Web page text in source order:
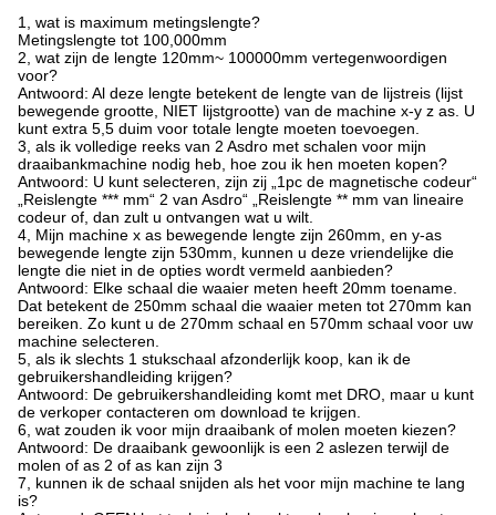
1, wat is maximum metingslengte?
Metingslengte tot 100,000mm
2, wat zijn de lengte 120mm~ 100000mm vertegenwoordigen
voor?
Antwoord: Al deze lengte betekent de lengte van de lijstreis (lijst
bewegende grootte, NIET lijstgrootte) van de machine x-y z as. U
kunt extra 5,5 duim voor totale lengte moeten toevoegen.
3, als ik volledige reeks van 2 Asdro met schalen voor mijn
draaibankmachine nodig heb, hoe zou ik hen moeten kopen?
Antwoord: U kunt selecteren, zijn zij „1pc de magnetische codeur“
„Reislengte *** mm“ 2 van Asdro“ „Reislengte ** mm van lineaire
codeur of, dan zult u ontvangen wat u wilt.
4, Mijn machine x as bewegende lengte zijn 260mm, en y-as
bewegende lengte zijn 530mm, kunnen u deze vriendelijke die
lengte die niet in de opties wordt vermeld aanbieden?
Antwoord: Elke schaal die waaier meten heeft 20mm toename.
Dat betekent de 250mm schaal die waaier meten tot 270mm kan
bereiken. Zo kunt u de 270mm schaal en 570mm schaal voor uw
machine selecteren.
5, als ik slechts 1 stukschaal afzonderlijk koop, kan ik de
gebruikershandleiding krijgen?
Antwoord: De gebruikershandleiding komt met DRO, maar u kunt
de verkoper contacteren om download te krijgen.
6, wat zouden ik voor mijn draaibank of molen moeten kiezen?
Antwoord: De draaibank gewoonlijk is een 2 aslezen terwijl de
molen of as 2 of as kan zijn 3
7, kunnen ik de schaal snijden als het voor mijn machine te lang
is?